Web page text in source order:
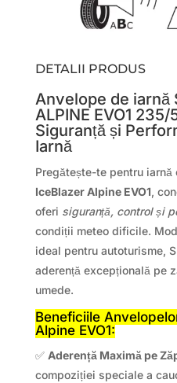
DETALII PRODUS
Anvelope de iarnă
ALPINE EVO1 235/
Siguranță și
Iarnă
Pregătește-te pentru iarnă
IceBlazer Alpine EVO1,
oferi siguranță, control și
condiții meteo dificile.
ideal pentru autoturisme,
aderență excepțională pe
umede.
Beneficiile
Alpine EVO1:
✅ Aderență Maximă pe
compoziției speciale a